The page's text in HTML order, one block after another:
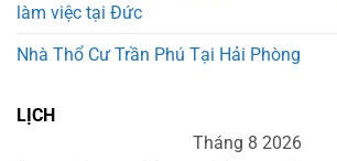
làm việc tại Đức
Nhà Thổ Cư Trần Phú Tại Hải Phòng
LỊCH
Tháng 8 2026